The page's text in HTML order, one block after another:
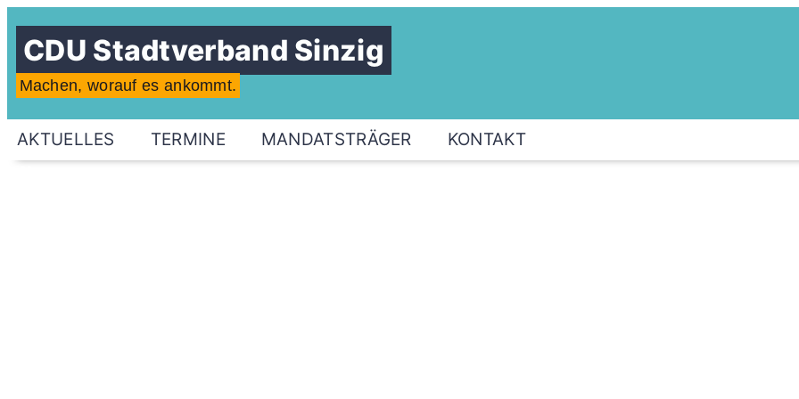
CDU Stadtverband Sinzig
Machen, worauf es ankommt.
AKTUELLES TERMINE MANDATSTRÄGER KONTAKT